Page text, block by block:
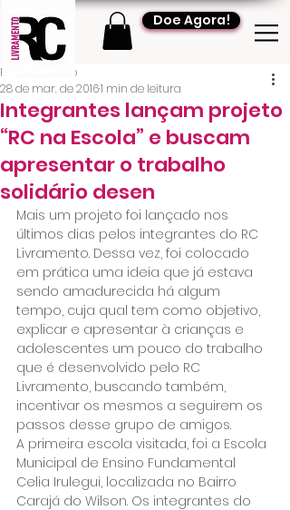
Doe Agora!
Integrantes lançam projeto
“RC na Escola” e buscam
apresentar o trabalho
solidário desen
RC Livramento
28 de mar. de 20161 min de leitura
Mais um projeto foi lançado nos
últimos dias pelos integrantes do RC
Livramento. Dessa vez, foi colocado
em prática uma ideia que já estava
sendo amadurecida há algum
tempo, cuja qual tem como objetivo,
explicar e apresentar à crianças e
adolescentes um pouco do trabalho
que é desenvolvido pelo RC
Livramento, buscando também,
incentivar os mesmos a seguirem os
passos desse grupo de amigos.
A primeira escola visitada, foi a Escola
Municipal de Ensino Fundamental
Celia Irulegui, localizada no Bairro
Carajá do Wilson. Os integrantes do